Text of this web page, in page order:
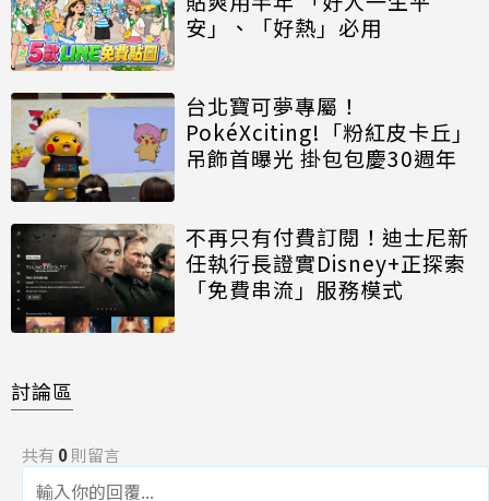
安」、「好熱」必用
台北寶可夢專屬！
PokéXciting!「粉紅皮卡丘」
吊飾首曝光 掛包包慶30週年
不再只有付費訂閱！迪士尼新
任執行長證實Disney+正探索
「免費串流」服務模式
討論區
共有 0則留言